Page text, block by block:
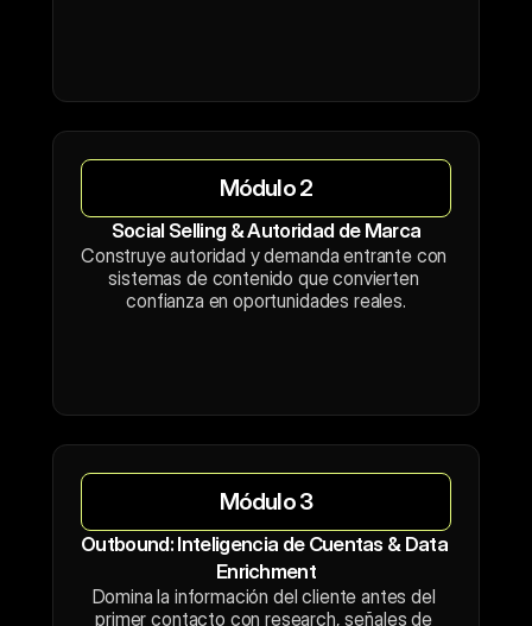
Módulo 2
Social Selling & Autoridad de Marca
Construye autoridad y demanda entrante con
sistemas de contenido que convierten
confianza en oportunidades reales.
Módulo 3
Outbound: Inteligencia de Cuentas & Data
Enrichment
Domina la información del cliente antes del
primer contacto con research, señales de